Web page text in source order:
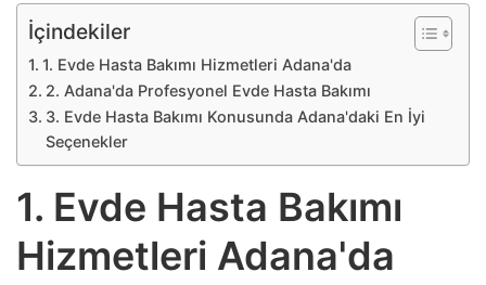
İçindekiler
1. Evde Hasta Bakımı Hizmetleri Adana'da
2. Adana'da Profesyonel Evde Hasta Bakımı
3. Evde Hasta Bakımı Konusunda Adana'daki En İyi
Seçenekler
1. Evde Hasta Bakımı
Hizmetleri Adana'da